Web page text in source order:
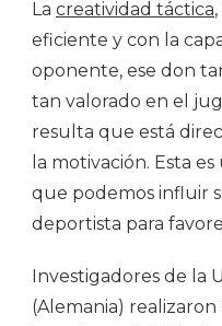
La creatividad táctica
eficiente y con la
oponente, ese don
tan valorado en el
resulta que está
la motivación. Esta
que podemos influir
deportista para
Investigadores de la
(Alemania) realizaron